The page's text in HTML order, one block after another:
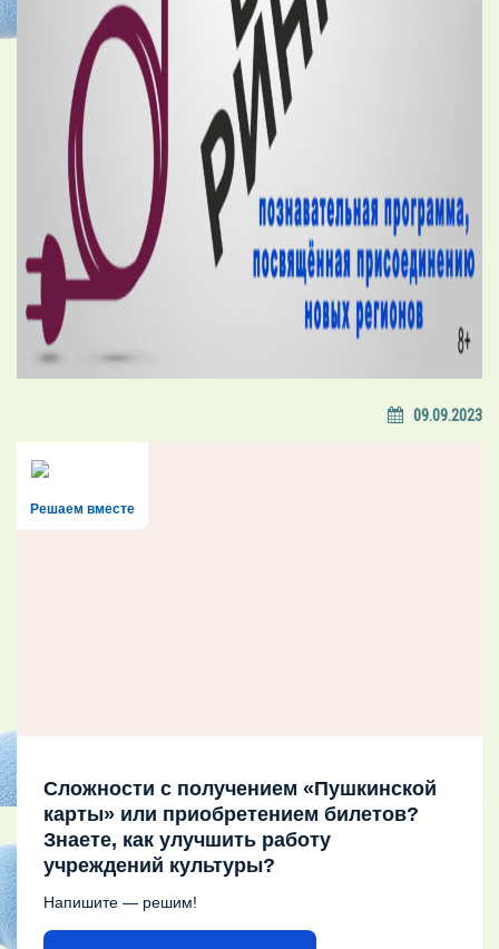
09.09.2023
Решаем вместе
Сложности с получением «Пушкинской
карты» или приобретением билетов?
Знаете, как улучшить работу
учреждений культуры?
Напишите — решим!